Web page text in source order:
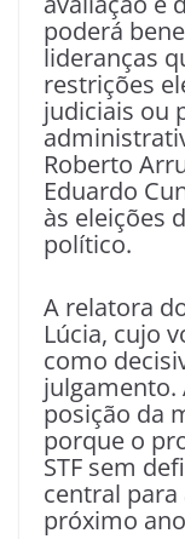
poderá
lideranças
restrições
judiciais ou
Roberto
Eduardo
às eleições
político.
A relatora
Lúcia, cujo
como
julgamento.
posição da
porque o
STF sem
central
próximo